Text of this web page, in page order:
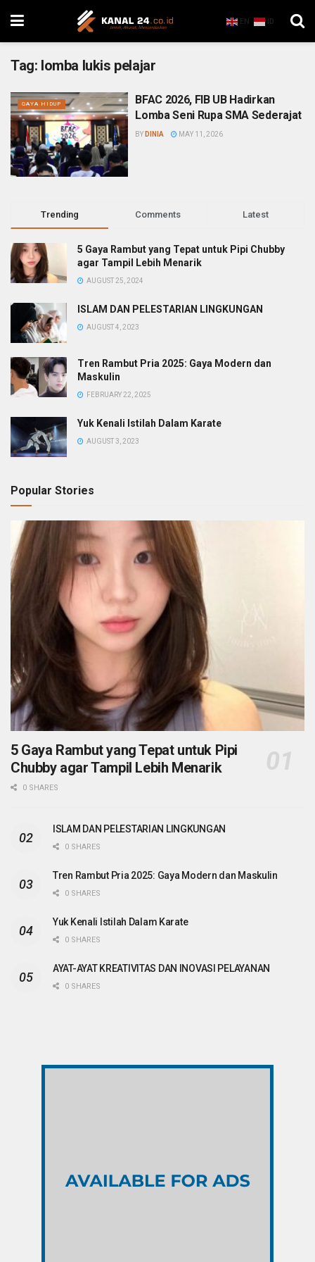
EN ID
Tag: lomba lukis pelajar
GAYA HIDUP
BFAC 2026, FIB UB Hadirkan
Lomba Seni Rupa SMA Sederajat
BY DINIA MAY 11, 2026
Trending Comments Latest
5 Gaya Rambut yang Tepat untuk Pipi Chubby
agar Tampil Lebih Menarik
AUGUST 25, 2024
ISLAM DAN PELESTARIAN LINGKUNGAN
AUGUST 4, 2023
Tren Rambut Pria 2025: Gaya Modern dan
Maskulin
FEBRUARY 22, 2025
Yuk Kenali Istilah Dalam Karate
AUGUST 3, 2023
Popular Stories
5 Gaya Rambut yang Tepat untuk Pipi
Chubby agar Tampil Lebih Menarik
0 SHARES
ISLAM DAN PELESTARIAN LINGKUNGAN
0 SHARES
Tren Rambut Pria 2025: Gaya Modern dan Maskulin
0 SHARES
Yuk Kenali Istilah Dalam Karate
0 SHARES
AYAT-AYAT KREATIVITAS DAN INOVASI PELAYANAN
0 SHARES